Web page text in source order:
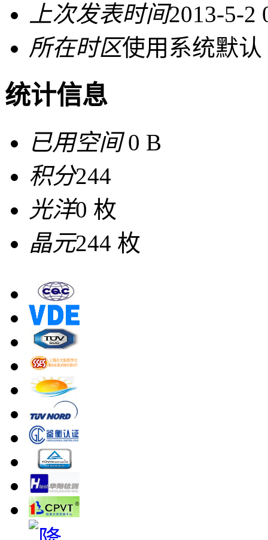
上次发表时间2013-5-2
所在时区使用系统默认
统计信息
已用空间0 B
积分244
光洋0 枚
晶元244 枚